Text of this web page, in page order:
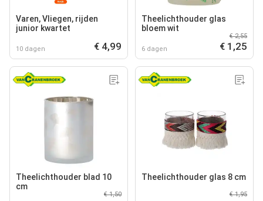
Varen, Vliegen, rijden
junior kwartet
10 dagen € 4,99
Theelichthouder glas
bloem wit
6 dagen
€ 2,55
€ 1,25
Theelichthouder blad 10
cm
€ 1,50
Theelichthouder glas 8 cm
€ 1,95